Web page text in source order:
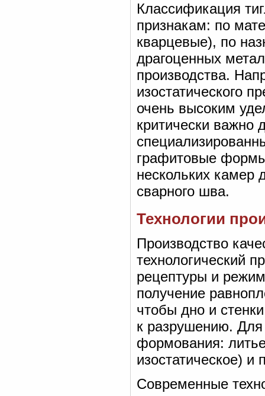
Классификация
признакам: по
кварцевые), по
драгоценных
производства.
изостатического
очень высоким
критически важно
графитовые
нескольких камер
сварного шва.
Технологии
Производство
технологический
рецептуры и
получение
чтобы дно и
к разрушению.
формования:
изостатическое)
Современные